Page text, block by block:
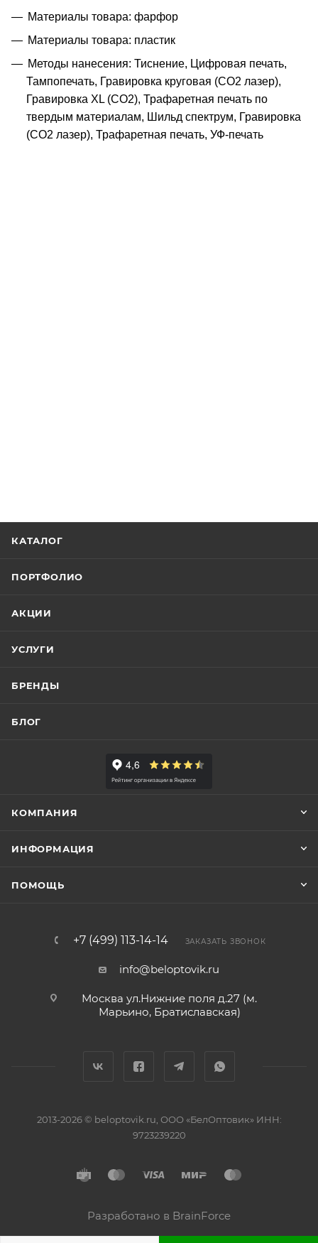
Материалы товара: фарфор
Материалы товара: пластик
Методы нанесения: Тиснение, Цифровая печать,
Тампопечать, Гравировка круговая (CO2 лазер),
Гравировка XL (СО2), Трафаретная печать по
твердым материалам, Шильд спектрум, Гравировка
(CO2 лазер), Трафаретная печать, УФ-печать
КАТАЛОГ
ПОРТФОЛИО
АКЦИИ
УСЛУГИ
БРЕНДЫ
БЛОГ
КОМПАНИЯ
ИНФОРМАЦИЯ
ПОМОЩЬ
+7 (499) 113-14-14 ЗАКАЗАТЬ ЗВОНОК
info@beloptovik.ru
Москва ул.Нижние поля д.27 (м.
Марьино, Братиславская)
2013-2026 © beloptovik.ru, ООО «БелОптовик» ИНН:
9723239220
Разработано в BrainForce